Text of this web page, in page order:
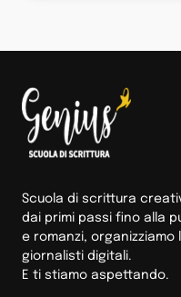
Scuola di scrittura
dai primi passi fino alla
e romanzi,
giornalisti digitali.
E ti stiamo aspettando.